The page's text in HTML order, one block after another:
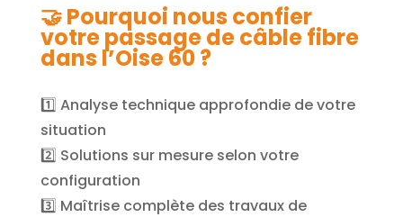
🤝Pourquoi nous confier
votre passage de câble fibre
dans l’Oise 60 ?
1️⃣ Analyse technique approfondie de votre
situation
2️⃣ Solutions sur mesure selon votre
configuration
3️⃣ Maîtrise complète des travaux de